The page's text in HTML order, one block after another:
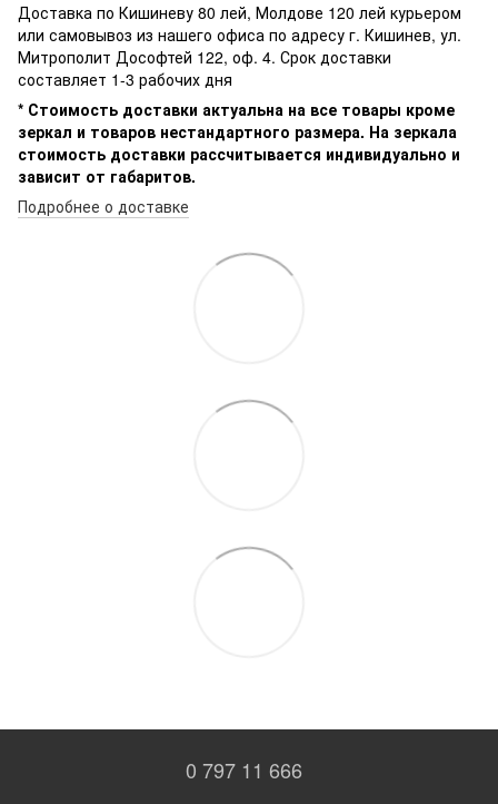
Доставка по Кишиневу 80 лей, Молдове 120 лей курьером
или самовывоз из нашего офиса по адресу г. Кишинев, ул.
Митрополит Дософтей 122, оф. 4. Срок доставки
составляет 1-3 рабочих дня
* Стоимость доставки актуальна на все товары кроме
зеркал и товаров нестандартного размера. На зеркала
стоимость доставки рассчитывается индивидуально и
зависит от габаритов.
Подробнее о доставке
0 797 11 666